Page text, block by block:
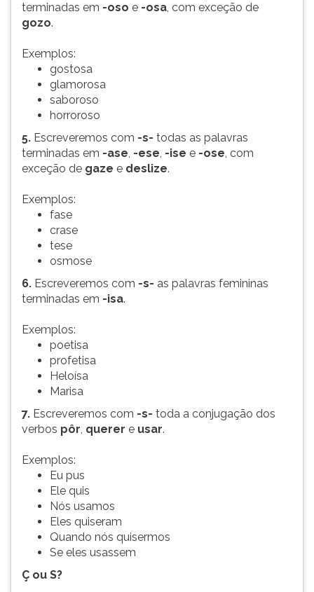
terminadas em -oso e -osa, com exceção de
gozo.
Exemplos:
gostosa
glamorosa
saboroso
horroroso
5. Escreveremos com -s- todas as palavras
terminadas em -ase, -ese, -ise e -ose, com
exceção de gaze e deslize.
Exemplos:
fase
crase
tese
osmose
6. Escreveremos com -s- as palavras femininas
terminadas em -isa.
Exemplos:
poetisa
profetisa
Heloísa
Marisa
7. Escreveremos com -s- toda a conjugação dos
verbos pôr, querer e usar.
Exemplos:
Eu pus
Ele quis
Nós usamos
Eles quiseram
Quando nós quisermos
Se eles usassem
Ç ou S?